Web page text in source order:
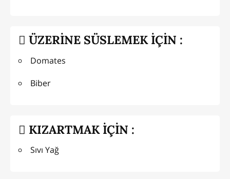
ÜZERİNE SÜSLEMEK İÇİN :
Domates
Biber
KIZARTMAK İÇİN :
Sıvı Yağ